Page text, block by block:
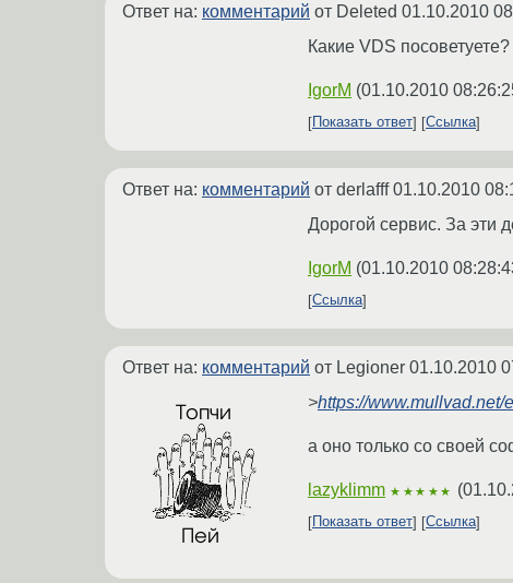
Ответ на: комментарий от Deleted 01.10.2010
Какие VDS
IgorM (01.10.2010
Показать ответ
Ссылка
Ответ на: комментарий от derlafff01.10.2010
Дорогой сервис. За эти
IgorM (01.10.2010
Ссылка
Ответ на: комментарий от Legioner 01.10.2010
>https://www.mullvad.net/
а оно только со своей
lazyklimm ★★★★★ (
Показать ответ Ссылка